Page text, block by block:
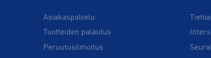
Asiakaspalvelu
Tuotteiden palautus
Peruutusilmoitus